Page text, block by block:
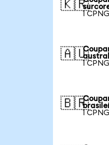
🇰🇷
1
🇦🇺
1
🇧🇷
1